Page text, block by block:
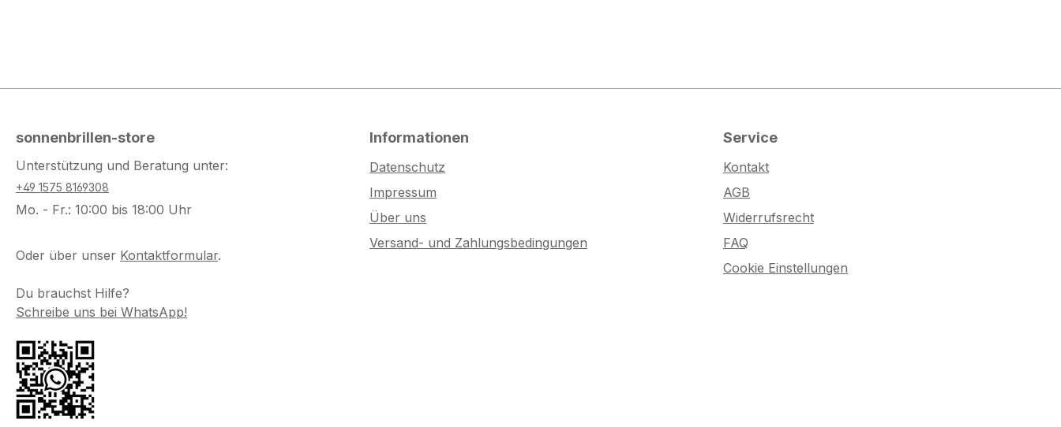
sonnenbrillen-store
Unterstützung und Beratung unter:
+49 1575 8169308
Mo. - Fr.: 10:00 bis 18:00 Uhr
Oder über unser Kontaktformular.
Du brauchst Hilfe?
Schreibe uns bei WhatsApp!
Informationen
Datenschutz
Impressum
Über uns
Versand- und Zahlungsbedingungen
Service
Kontakt
AGB
Widerrufsrecht
FAQ
Cookie Einstellungen